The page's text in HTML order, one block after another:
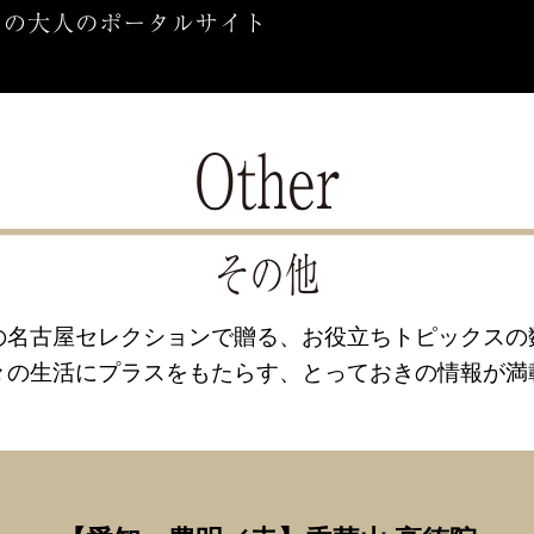
古屋セレクションで贈る、お役立ちトピックスの
の生活にプラスをもたらす、とっておきの情報が満